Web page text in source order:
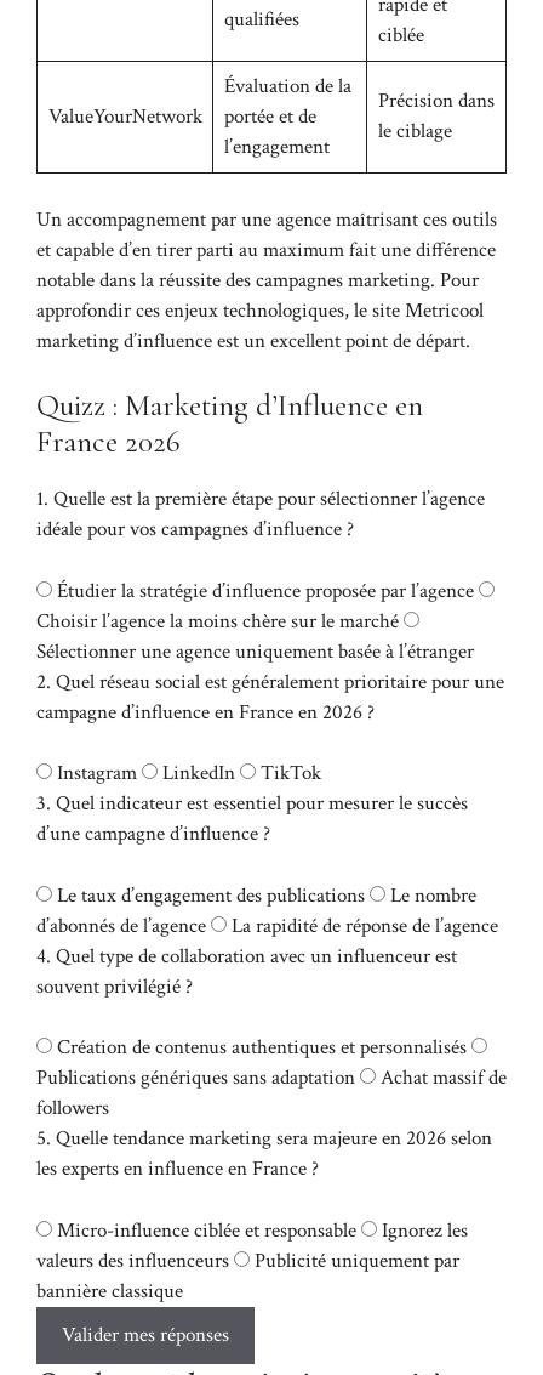
qualifiées
ciblée
ValueYourNetwork
Évaluation de la
portée et de
l’engagement
Précision dans
le ciblage
Un accompagnement par une agence maîtrisant ces outils
et capable d’en tirer parti au maximum fait une différence
notable dans la réussite des campagnes marketing. Pour
approfondir ces enjeux technologiques, le siteMetricool
marketing d’influenceest un excellent point de départ.
Quizz : Marketing d’Influence en
France 2026
1. Quelle est la première étape pour sélectionner l’agence
idéale pour vos campagnes d’influence ?
Étudier la stratégie d’influence proposée par l’agence
Choisir l’agence la moins chère sur le marché
Sélectionner une agence uniquement basée à l’étranger
2. Quel réseau social est généralement prioritaire pour une
campagne d’influence en France en 2026 ?
Instagram LinkedIn
TikTok
3. Quel indicateur est essentiel pour mesurer le succès
d’une campagne d’influence ?
Le taux d’engagement des publications
d’abonnés de l’agence
La rapidité de réponse de l’agence
4. Quel type de collaboration avec un influenceur est
souvent privilégié ?
Création de contenus authentiques et personnalisés
Publications génériques sans adaptation
followers
5. Quelle tendance marketing sera majeure en 2026 selon
les experts en influence en France ?
Micro-influence ciblée et responsable
valeurs des influenceurs
bannière classique
Valider mes réponses